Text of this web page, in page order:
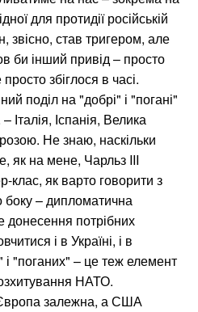
для протидії російській
звісно, став тригером, але
би інший привід – просто
збіглося в часі.
поділ на "добрі" і "погані"
Іспанія, Велика
Не знаю, наскільки
як на мене, Чарльз III
клас, як варто говорити з
– дипломатична
донесення потрібних
і в Україні, і в
"поганих" – це теж елемент
НАТО.
залежна, а США